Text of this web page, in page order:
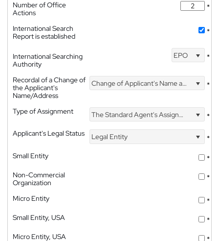
Number of Office
Actions
*
International Search
Report is established
*
International Searching
Authority
EPO *
Recordal of a Change of
the Applicant's
Name/Address
Change of Applicant's Name and Address *
Type of Assignment The Standard Agent's Assignment
*
Applicant's Legal Status
Legal Entity
*
Small Entity
*
Non-Commercial
Organization
*
Micro Entity
*
Small Entity, USA
*
Micro Entity, USA